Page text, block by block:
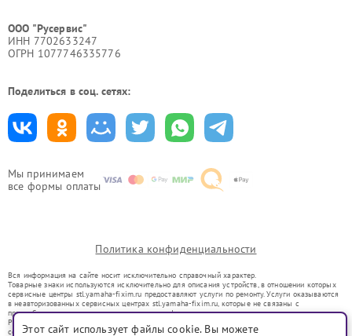
Мы принимаем
все формы оплаты
ООО "Русервис"
ИНН 7702633247
ОГРН 1077746335776
Поделиться в соц. сетях:
Политика конфиденциальности
Вся информация на сайте носит исключительно справочный характер.
Товарные знаки используются исключительно для описания устройств, в отношении которых
сервисные центры stl.yamaha-fixim.ru предоставляют услуги по ремонту. Услуги оказываются
в неавторизованных сервисных центрах stl.yamaha-fixim.ru, которые не связаны с
правообладателями товарных знаков или их официальными представителями.
Ремонт осуществляется для устройств, уже введенных в гражданский оборот в соответствии
со статьей 1487 ГК РФ.
Этот сайт использует файлы cookie. Вы можете